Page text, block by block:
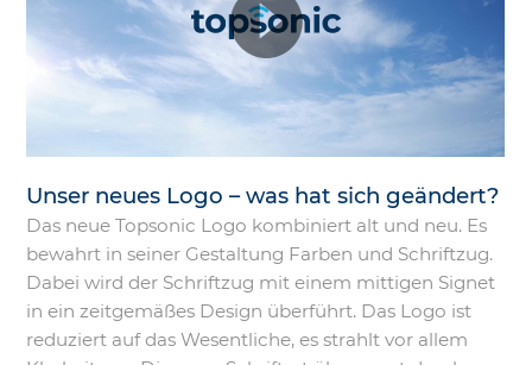
Unser neues Logo – was hat sich geändert?
Das neue Topsonic Logo kombiniert alt und neu. Es
bewahrt in seiner Gestaltung Farben und Schriftzug.
Dabei wird der Schriftzug mit einem mittigen Signet
in ein zeitgemäßes Design überführt. Das Logo ist
reduziert auf das Wesentliche, es strahlt vor allem